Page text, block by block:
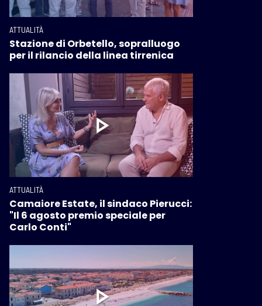
ATTUALITÀ
Stazione di Orbetello, sopralluogo
per il rilancio della linea tirrenica
ATTUALITÀ
Camaiore Estate, il sindaco Pierucci:
"Il 6 agosto premio speciale per
Carlo Conti"